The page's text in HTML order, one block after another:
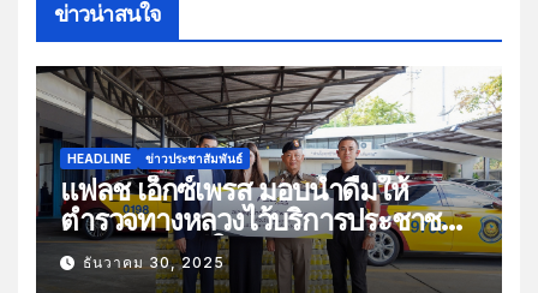
ข่าวน่าสนใจ
HEADLINE ข่าวประชาสัมพันธ์
แฟลช เอ็กซ์เพรส มอบน้ำดื่มให้
ตำรวจทางหลวงไว้บริการประชาชน
ช่วงเทศกาลปีใหม่
ธันวาคม 30, 2025